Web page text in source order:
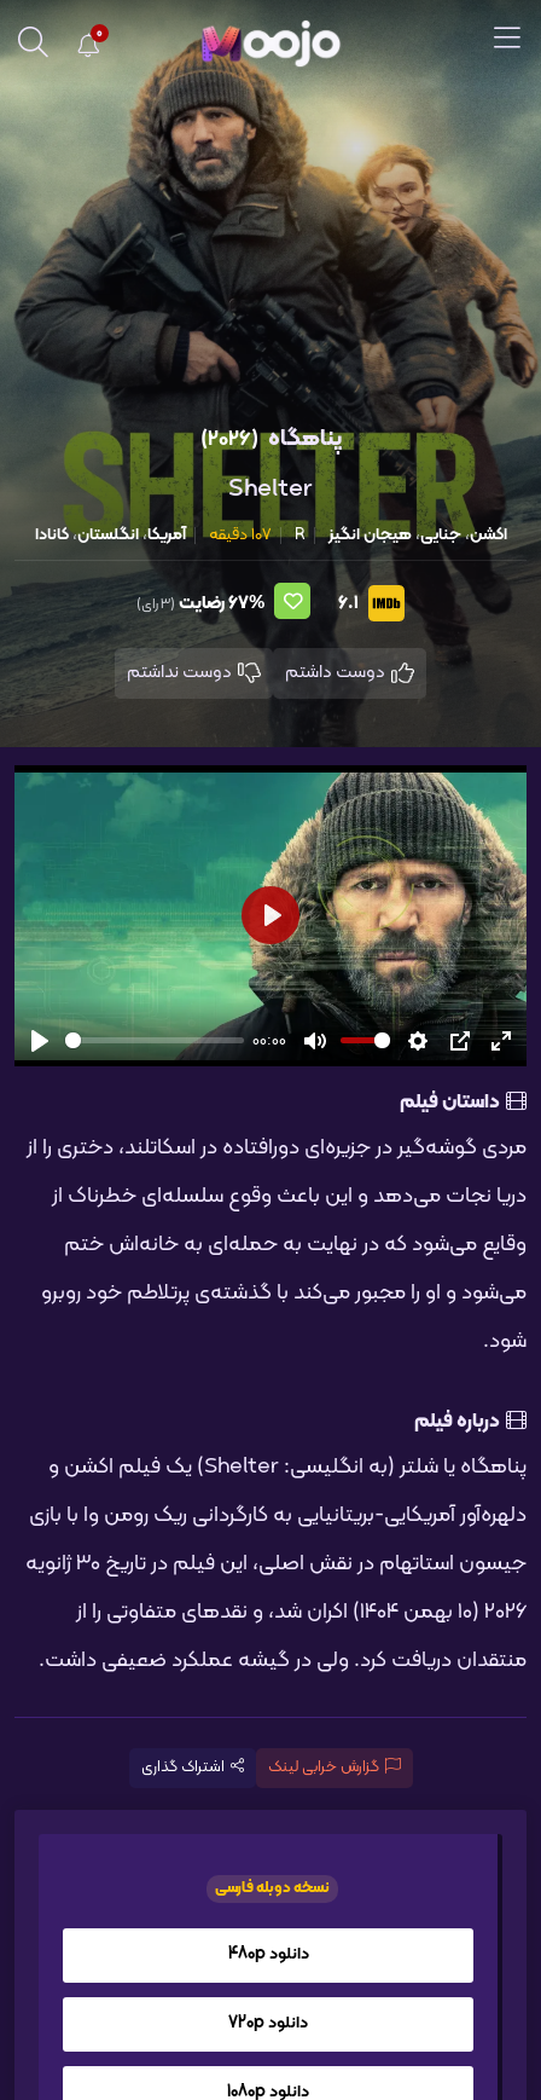
0
پناهگاه (2026)
Shelter
اکشن،جنایی،هیجان انگیز R ۱۰۷ دقیقه آمریکا،انگلستان،کانادا
6.1
67%رضایت(3 رای)
شروع
00:00
بی‌صدا تنظیمات
PIP تمام
شروع
داستان فیلم
مردی گوشه‌گیر در جزیره‌ای دورافتاده در اسکاتلند، دختری را از
دریا نجات می‌دهد و این باعث وقوع سلسله‌ای خطرناک از
وقایع می‌شود که در نهایت به حمله‌ای به خانه‌اش ختم
می‌شود و او را مجبور می‌کند با گذشته‌ی پرتلاطم خود روبرو
شود.
درباره فیلم
پناهگاه یا شلتر (به انگلیسی: Shelter) یک فیلم اکشن و
دلهره‌آور آمریکایی-بریتانیایی به کارگردانی ریک رومن وا با بازی
جیسون استاتهام در نقش اصلی، این فیلم در تاریخ ۳۰ ژانویه
۲۰۲۶ (۱۰ بهمن ۱۴۰۴) اکران شد، و نقدهای متفاوتی را از
منتقدان دریافت کرد. ولی در گیشه عملکرد ضعیفی داشت.
گزارش خرابی لینک اشتراک گذاری
نسخه دوبله فارسی
دانلود 480p
دانلود 720p
دانلود 1080p